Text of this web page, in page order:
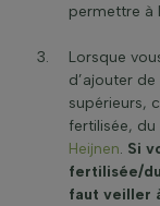
permettre à
Lorsque
d’ajouter
supérieurs,
fertilisée,
Heijnen. Si
fertilisée/
faut veiller